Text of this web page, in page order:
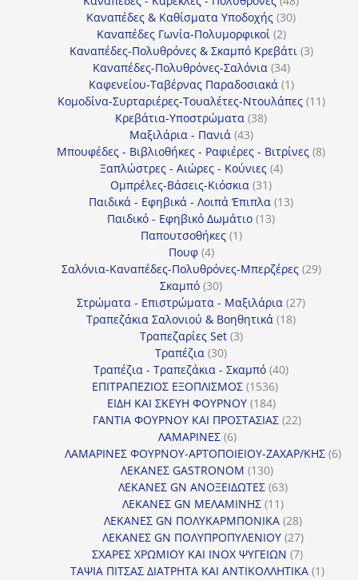
προϊόντα
Καναπέδες & Καθίσματα Υποδοχής 3030
Καναπέδες Γωνία-Πολυμορφικοί 22
προϊόντα
Καναπέδες-Πολυθρόνες & Σκαμπό Κρεβάτι 33
Καναπέδες-Πολυθρόνες-Σαλόνια 3434
προϊόντα
Καφενείου-Ταβέρνας Παραδοσιακά 11
προϊόν
Κομοδίνα-Συρταριέρες-Τουαλέτες-Ντουλάπες 1111
Κρεβάτια-Υποστρώματα 3838
Μαξιλάρια - Πανιά 4343
προϊόντα
Μπουφέδες - Βιβλιοθήκες - Ραφιέρες - Βιτρίνες 88
Ξαπλώστρες - Αιώρες - Κούνιες 44
Ομπρέλες-Βάσεις-Κιόσκια 3131
προϊόντα
Παιδικά - Εφηβικά - Λοιπά Έπιπλα 1313
Παιδικό - Εφηβικό Δωμάτιο 1313
Παπουτσοθήκες 11
Πουφ 44
προϊόντα
Σαλόνια-Καναπέδες-Πολυθρόνες-Μπερζέρες 2929
Σκαμπό 3030
προϊόντα
Στρώματα - Επιστρώματα - Μαξιλάρια 2727
Τραπεζάκια Σαλονιού & Βοηθητικά 1818
Τραπεζαρίες Set 33
Τραπέζια 3030
προϊόντα
Τραπέζια - Τραπεζάκια - Σκαμπό 4040
ΕΠΙΤΡΑΠΕΖΙΟΣ ΕΞΟΠΛΙΣΜΟΣ 15361536
προϊόντα
ΕΙΔΗ ΚΑΙ ΣΚΕΥΗ ΦΟΥΡΝΟΥ 184184
προϊόντα
ΓΑΝΤΙΑ ΦΟΥΡΝΟΥ ΚΑΙ ΠΡΟΣΤΑΣΙΑΣ 2222
ΛΑΜΑΡΙΝΕΣ 66
προϊόντα
ΛΑΜΑΡΙΝΕΣ ΦΟΥΡΝΟΥ-ΑΡΤΟΠΟΙΕΙΟΥ-ΖΑΧΑΡ/ΚΗΣ 66
ΛΕΚΑΝΕΣ GASTRONOM 130130
προϊόντα
ΛΕΚΑΝΕΣ GN ΑΝΟΞΕΙΔΩΤΕΣ 6363
ΛΕΚΑΝΕΣ GN ΜΕΛΑΜΙΝΗΣ 1111
προϊόντα
ΛΕΚΑΝΕΣ GN ΠΟΛΥΚΑΡΜΠΟΝΙΚΑ 2828
προϊόντα
ΛΕΚΑΝΕΣ GN ΠΟΛΥΠΡΟΠΥΛΕΝΙΟΥ 2727
προϊόντα
ΣΧΑΡΕΣ ΧΡΩΜΙΟΥ ΚΑΙ INOX ΨΥΓΕΙΩΝ 77
προϊόντα
ΤΑΨΙΑ ΠΙΤΣΑΣ ΔΙΑΤΡΗΤΑ ΚΑΙ ΑΝΤΙΚΟΛΛΗΤΙΚΑ 11